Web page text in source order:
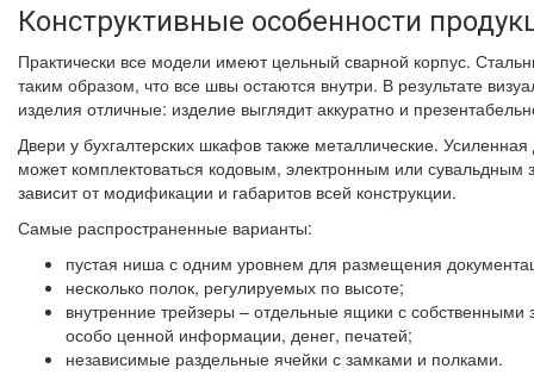
Конструктивные особенности
Практически все модели имеют цельный сварной корпус.
таким образом, что все швы остаются внутри. В результате
изделия отличные: изделие выглядит аккуратно и
Двери у бухгалтерских шкафов также металлические. Усиленная
может комплектоваться кодовым, электронным или
зависит от модификации и габаритов всей конструкции.
Самые распространенные варианты:
пустая ниша с одним уровнем для размещения
несколько полок, регулируемых по высоте;
внутренние трейзеры – отдельные ящики с
особо ценной информации, денег, печатей;
независимые раздельные ячейки с замками и полками.